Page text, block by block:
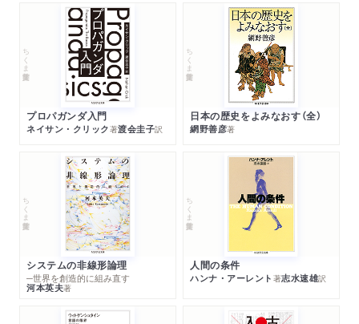
ちくま学芸文庫
プロパガンダ入門
ネイサン・クリック著渡会圭子訳
ちくま学芸文庫
日本の歴史をよみなおす（全）
網野善彦著
ちくま学芸文庫
システムの非線形論理
─世界を創造的に組み直す
河本英夫著
ちくま学芸文庫
人間の条件
ハンナ・アーレント 著志水速雄訳